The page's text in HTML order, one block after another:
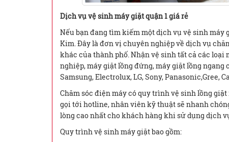
Dịch vụ vệ sinh máy giặt quận 1 giá rẻ
Nếu bạn đang tìm kiếm một dịch vụ vệ sinh máy
Kim. Đây là đơn vị chuyên nghiệp về dịch vụ
khác của thành phố. Nhận vệ sinh tất cả các
nghiệp, máy giặt lồng đứng, máy giặt lồng
Samsung, Electrolux, LG, Sony, Panasonic,Gree,
Chăm sóc điện máy có quy trình vệ sinh lồng
gọi tới hotline, nhân viên kỹ thuật sẽ nhanh
lòng cao nhất cho khách hàng khi sử dụng dịch
Quy trình vệ sinh máy giặt bao gồm: